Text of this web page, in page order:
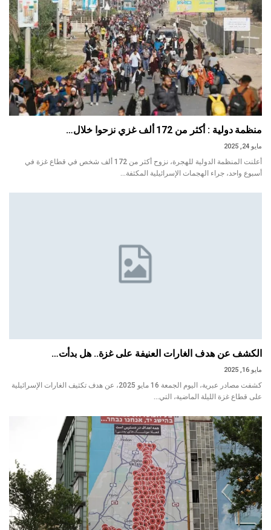
منظمة دولية : أكثر من 172 ألف غزي نزحوا خلال…
مايو 24, 2025
أعلنت المنظمة الدولية للهجرة، نزوح أكثر من 172 ألف شخص في قطاع غزة في
أسبوع واحد، جراء الهجمات الإسرائيلية المكثفة…
الكشف عن هدف الغارات العنيفة على غزة.. هل بدأت…
مايو 16, 2025
كشفت مصادر عبرية، اليوم الجمعة 16 مايو 2025، عن هدف تكثيف الغارات الإسرائيلية
على قطاع غزة الليلة الماضية، التي…